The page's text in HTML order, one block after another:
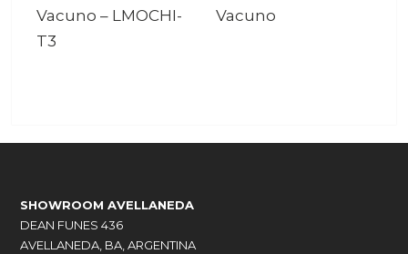
Vacuno – LMOCHI-
T3
Vacuno
SHOWROOM AVELLANEDA
DEAN FUNES 436
AVELLANEDA, BA, ARGENTINA